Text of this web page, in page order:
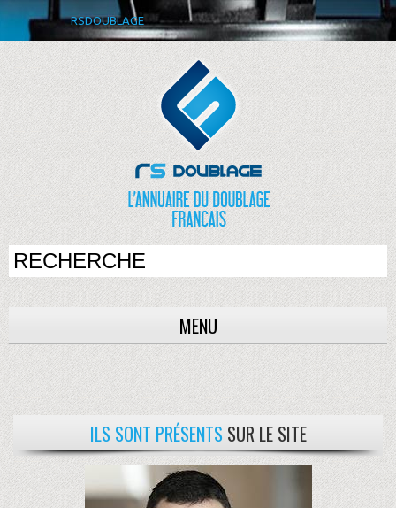
RSDOUBLAGE
MENU
ILS SONT PRÉSENTS SUR LE SITE